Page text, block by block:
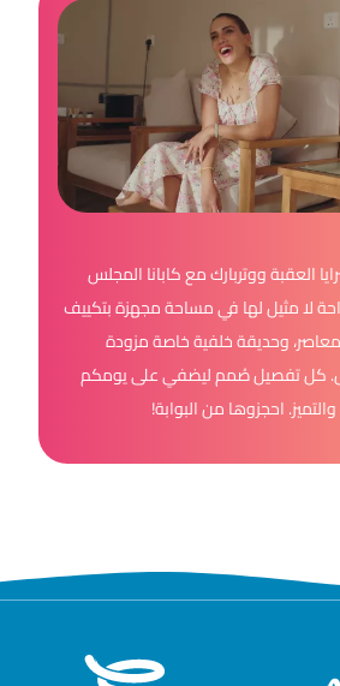
العقبة ووتربارك مع كابانا المجلس
لا مثيل لها في مساحة مجهزة بتكييف
وحديقة خلفية خاصة مزودة
كل تفصيل صُمم ليضفي على يومكم
احجزوها من البوابة!